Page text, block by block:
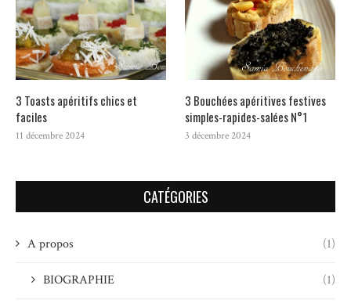
3 Toasts apéritifs chics et
faciles
11 décembre 2024
3 Bouchées apéritives festives
simples-rapides-salées N°1
3 décembre 2024
CATÉGORIES
A propos (1)
BIOGRAPHIE (1)